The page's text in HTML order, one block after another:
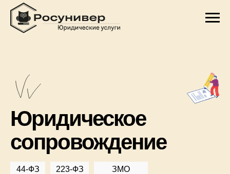
Юридическое
сопровождение
ЗМО
223-ФЗ
44-ФЗ